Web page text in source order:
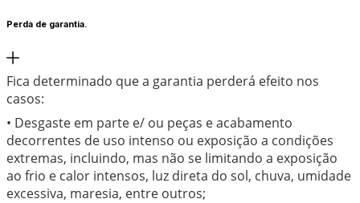
Perda de garantia.
Fica determinado que a garantia perderá efeito nos
casos:
• Desgaste em parte e/ ou peças e acabamento
decorrentes de uso intenso ou exposição a condições
extremas, incluindo, mas não se limitando a exposição
ao frio e calor intensos, luz direta do sol, chuva, umidade
excessiva, maresia, entre outros;